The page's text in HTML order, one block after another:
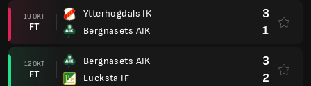
19 OKT
FT
Ytterhogdals IK
Bergnasets AIK
3
1
12 OKT
FT
Bergnasets AIK
Lucksta IF
3
2